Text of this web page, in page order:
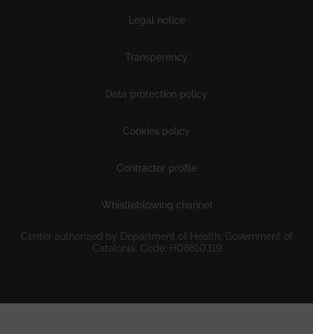
Legal notice
Transperency
Data protection policy
Cookies policy
Contractor profile
Whistleblowing channel
Center authorized by Department of Health, Government of
Catalonia. Code: H08810319